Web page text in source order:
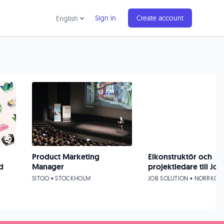
English Sign in Create account
Product Marketing
Manager
SITOO • STOCKHOLM
Elkonstruktör och
projektledare till
JOB SOLUTION •